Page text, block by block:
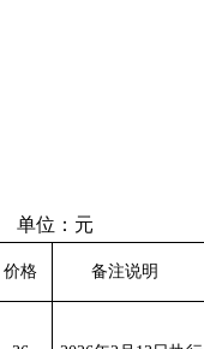
单位：元
价格 备注说明